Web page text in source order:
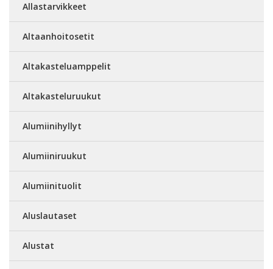
Allastarvikkeet
Altaanhoitosetit
Altakasteluamppelit
Altakasteluruukut
Alumiinihyllyt
Alumiiniruukut
Alumiinituolit
Aluslautaset
Alustat